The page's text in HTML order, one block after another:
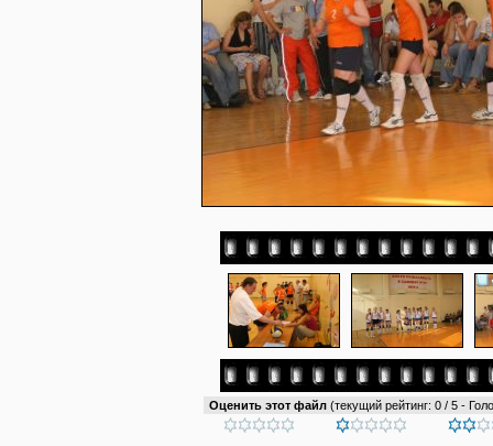
Оценить этот файл (текущий рейтинг: 0 / 5 -